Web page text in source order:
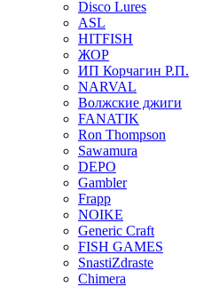
Disco Lures
ASL
HITFISH
ЖОР
ИП Корчагин Р.П.
NARVAL
Волжские джиги
FANATIK
Ron Thompson
Sawamura
DEPO
Gambler
Frapp
NOIKE
Generic Craft
FISH GAMES
SnastiZdraste
Chimera